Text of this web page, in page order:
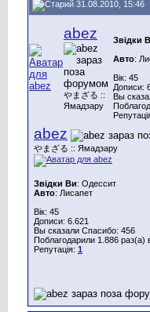
31.08.2010, 15:46
abez
やまざる ::
Ямадзару
Звідки
Авто:
Вік: 45
Дописи:
Вы
abez
やまざる :: Ямадзару
Звідки Ви: Одессит
Авто: Лисапет
Вік: 45
Дописи: 6.621
Вы сказали Спасибо: 456
Поблагодарили 1.886 раз(а)
Репутація: 1